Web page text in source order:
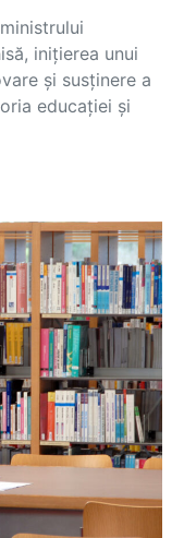
inițierea unui
și susținere a
educației și